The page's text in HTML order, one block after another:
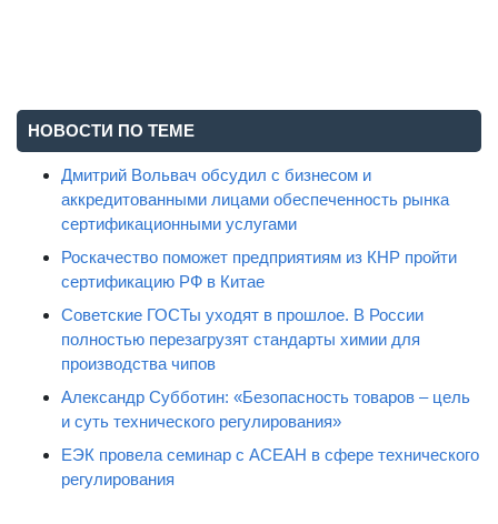
НОВОСТИ ПО ТЕМЕ
Дмитрий Вольвач обсудил с бизнесом и
аккредитованными лицами обеспеченность рынка
сертификационными услугами
Роскачество поможет предприятиям из КНР пройти
сертификацию РФ в Китае
Советские ГОСТы уходят в прошлое. В России
полностью перезагрузят стандарты химии для
производства чипов
Александр Субботин: «Безопасность товаров – цель
и суть технического регулирования»
ЕЭК провела семинар с АСЕАН в сфере технического
регулирования